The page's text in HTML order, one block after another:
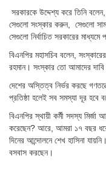
সরকারকে উদ্দেশ্য করে তিনি
সেগুলো সংস্কার করুন, সেগুলো
সেগুলো নির্বাচিত সরকারের মাধ্যমে
বিএনপির মহাসচিব বলেন,
রহমান। সংস্কার তো আমাদের
দেশের অস্তিত্ব নির্ভর করছে
প্রতিষ্ঠা হলেই সব সমস্যা দূর হবে
বিএনপির স্থায়ী কর্মী সদস্য
করেছেন? আরে, আমরা ১৭ বছর ধরে
দিনের আন্দোলনে শেখ হাসিনা
বসবাস করছেন।